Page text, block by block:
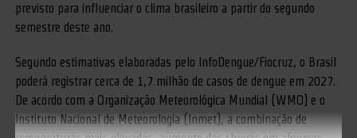
previsto para influenciar o clima brasileiro a partir do segundo
semestre deste ano.
Segundo estimativas elaboradas pelo InfoDengue/Fiocruz, o Brasil
poderá registrar cerca de 1,7 milhão de casos de dengue em 2027.
De acordo com a Organização Meteorológica Mundial (WMO) e o
Instituto Nacional de Meteorologia (Inmet), a combinação de